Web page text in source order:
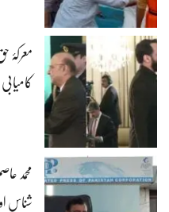
معرکۂ
کامیابی
محمد
شناس